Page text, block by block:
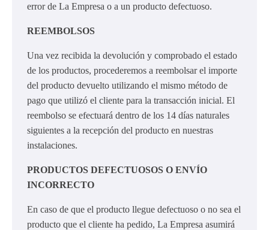
error de La Empresa o a un producto defectuoso.
REEMBOLSOS
Una vez recibida la devolución y comprobado el estado
de los productos, procederemos a reembolsar el importe
del producto devuelto utilizando el mismo método de
pago que utilizó el cliente para la transacción inicial. El
reembolso se efectuará dentro de los 14 días naturales
siguientes a la recepción del producto en nuestras
instalaciones.
PRODUCTOS DEFECTUOSOS O ENVÍO
INCORRECTO
En caso de que el producto llegue defectuoso o no sea el
producto que el cliente ha pedido, La Empresa asumirá